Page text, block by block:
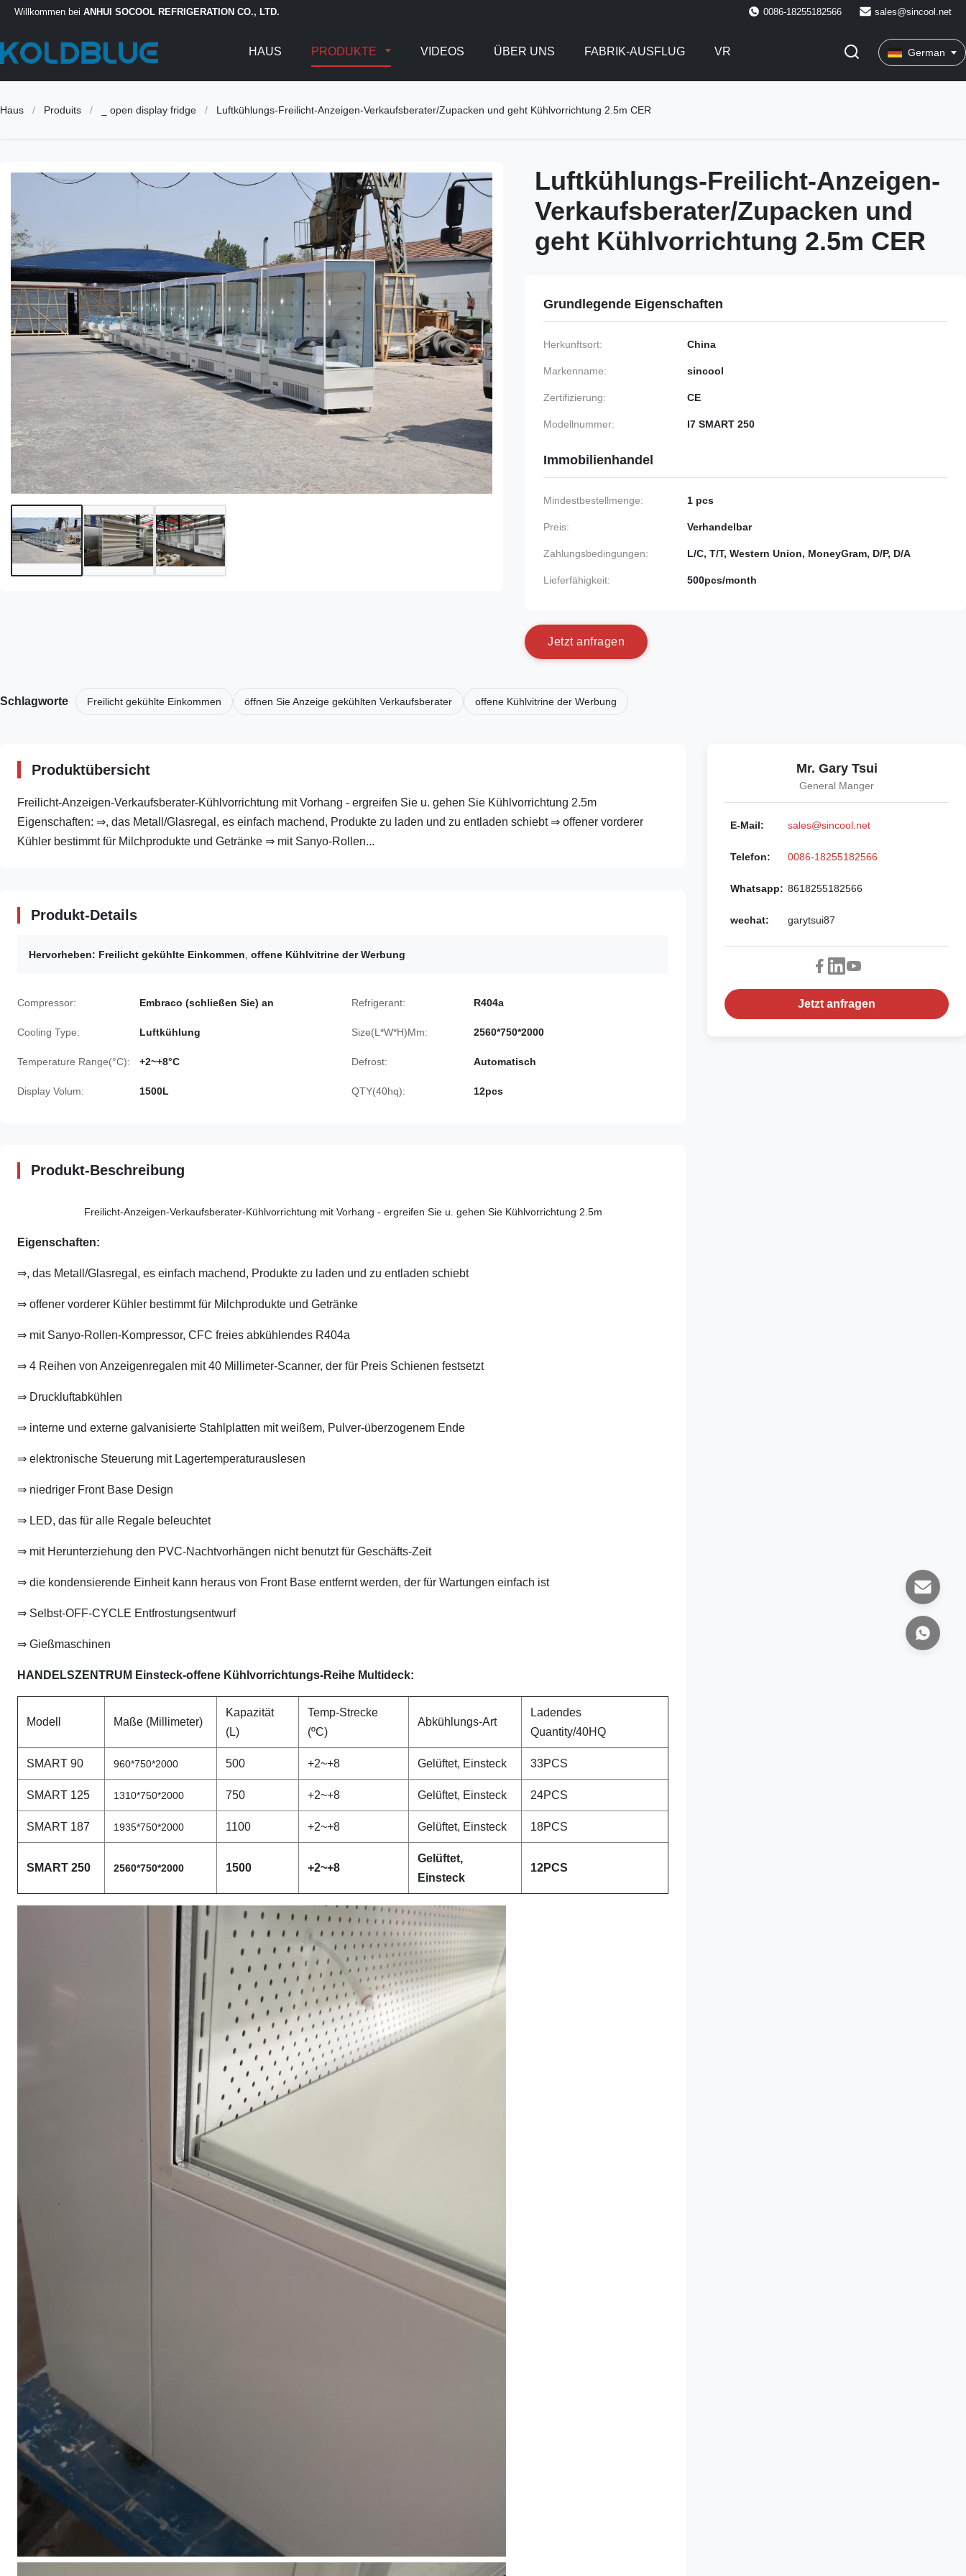
Willkommen bei ANHUI SOCOOL REFRIGERATION CO., LTD. 0086-18255182566 sales@sincool.net
HAUS PRODUKTE VIDEOS ÜBER UNS FABRIK-AUSFLUG VR German
Haus / Produits / _ open display fridge / Luftkühlungs-Freilicht-Anzeigen-Verkaufsberater/Zupacken und geht Kühlvorrichtung 2.5m CER
Luftkühlungs-Freilicht-Anzeigen-
Verkaufsberater/Zupacken und
geht Kühlvorrichtung 2.5m CER
Grundlegende Eigenschaften
Herkunftsort: China
Markenname: sincool
Zertifizierung: CE
Modellnummer: I7 SMART 250
Immobilienhandel
Mindestbestellmenge: 1 pcs
Preis: Verhandelbar
Zahlungsbedingungen: L/C, T/T, Western Union, MoneyGram, D/P, D/A
Lieferfähigkeit: 500pcs/month
Jetzt anfragen
Schlagworte Freilicht gekühlte Einkommen öffnen Sie Anzeige gekühlten Verkaufsberater offene Kühlvitrine der Werbung
Produktübersicht
Freilicht-Anzeigen-Verkaufsberater-Kühlvorrichtung mit Vorhang - ergreifen Sie u. gehen Sie Kühlvorrichtung 2.5m
Eigenschaften: ⇒, das Metall/Glasregal, es einfach machend, Produkte zu laden und zu entladen schiebt ⇒ offener vorderer
Kühler bestimmt für Milchprodukte und Getränke ⇒ mit Sanyo-Rollen...
Produkt-Details
Hervorheben: Freilicht gekühlte Einkommen offene Kühlvitrine der Werbung
Compressor: Embraco (schließen Sie) an Refrigerant: R404a
Cooling Type: Luftkühlung Size(L*W*H)Mm: 2560*750*2000
Temperature Range(°C): +2~+8°C Defrost: Automatisch
Display Volum: 1500L QTY(40hq): 12pcs
Produkt-Beschreibung
Freilicht-Anzeigen-Verkaufsberater-Kühlvorrichtung mit Vorhang - ergreifen Sie u. gehen Sie Kühlvorrichtung 2.5m
Eigenschaften:
⇒, das Metall/Glasregal, es einfach machend, Produkte zu laden und zu entladen schiebt
⇒ offener vorderer Kühler bestimmt für Milchprodukte und Getränke
⇒ mit Sanyo-Rollen-Kompressor, CFC freies abkühlendes R404a
⇒ 4 Reihen von Anzeigenregalen mit 40 Millimeter-Scanner, der für Preis Schienen festsetzt
⇒ Druckluftabkühlen
⇒ interne und externe galvanisierte Stahlplatten mit weißem, Pulver-überzogenem Ende
⇒ elektronische Steuerung mit Lagertemperaturauslesen
⇒ niedriger Front Base Design
⇒ LED, das für alle Regale beleuchtet
⇒ mit Herunterziehung den PVC-Nachtvorhängen nicht benutzt für Geschäfts-Zeit
⇒ die kondensierende Einheit kann heraus von Front Base entfernt werden, der für Wartungen einfach ist
⇒ Selbst-OFF-CYCLE Entfrostungsentwurf
⇒ Gießmaschinen
HANDELSZENTRUM Einsteck-offene Kühlvorrichtungs-Reihe Multideck:
Modell Maße (Millimeter)
Kapazität
(L)
Temp-Strecke
(ºC)
Abkühlungs-Art
Ladendes
Quantity/40HQ
SMART 90 960*750*2000 500 +2~+8 Gelüftet, Einsteck 33PCS
SMART 125 1310*750*2000 750 +2~+8 Gelüftet, Einsteck 24PCS
SMART 187 1935*750*2000 1100 +2~+8 Gelüftet, Einsteck 18PCS
SMART 250 2560*750*2000 1500 +2~+8
Gelüftet,
Einsteck
12PCS
Mr. Gary Tsui
General Manger
E-Mail: sales@sincool.net
Telefon: 0086-18255182566
Whatsapp: 8618255182566
wechat: garytsui87
Jetzt anfragen